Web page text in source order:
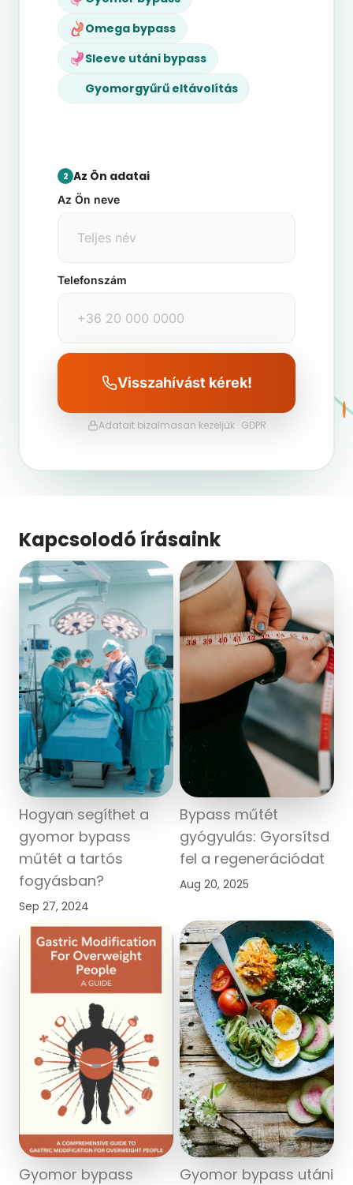
Omega bypass
Sleeve utáni bypass
Gyomorgyűrű eltávolítás
2 Az Ön adatai
Az Ön neve
Telefonszám
Visszahívást kérek!
Adatait bizalmasan kezeljük · GDPR
Kapcsolodó írásaink
Hogyan segíthet a
gyomor bypass
műtét a tartós
fogyásban?
Sep 27, 2024
Bypass műtét
gyógyulás: Gyorsítsd
fel a regenerációdat
Aug 20, 2025
Gyomor bypass
Gyomor bypass utáni